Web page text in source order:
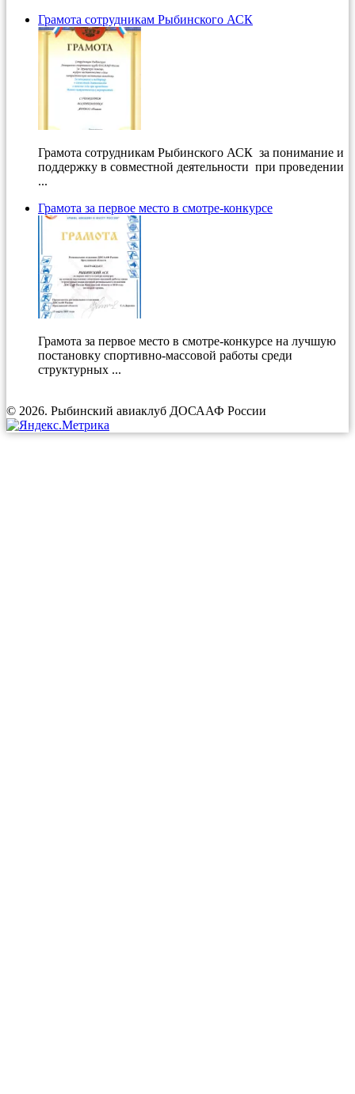
Грамота сотрудникам Рыбинского АСК
Грамота сотрудникам Рыбинского АСК за понимание и
поддержку в совместной деятельности при проведении
...
Грамота за первое место в смотре-конкурсе
Грамота за первое место в смотре-конкурсе на лучшую
постановку спортивно-массовой работы среди
структурных ...
© 2026. Рыбинский авиаклуб ДОСААФ России